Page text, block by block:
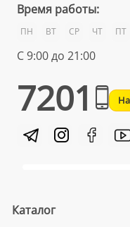
Время работы:
ПН ВТ СР ЧТ ПТ
С 9:00 до 21:00
7201
Каталог